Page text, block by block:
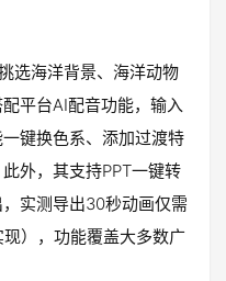
选海洋背景、海洋动物
平台AI配音功能，输入
键换色系、添加过渡特
外，其支持PPT一键转
实测导出30秒动画仅需
），功能覆盖大多数广